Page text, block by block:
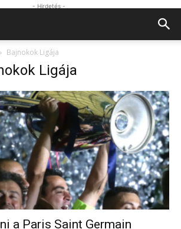
- Hirdetés -
Bajnokok Ligája
Ligája
a Paris Saint Germain